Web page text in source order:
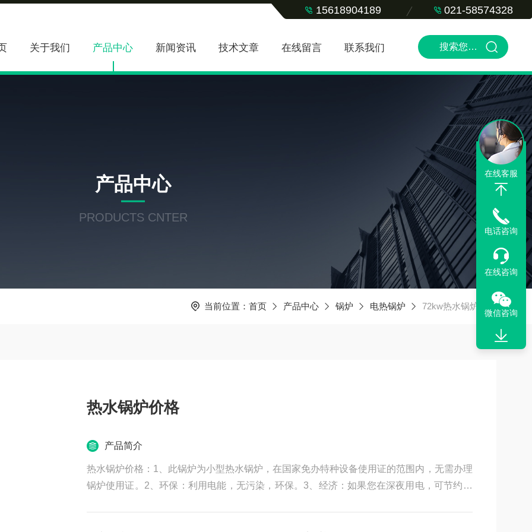
15618904189 021-58574328
关于我们 产品中心 新闻资讯 技术文章 在线留言 联系我们
产品中心
PRODUCTS CNTER
当前位置： 首页 产品中心 锅炉 电热锅炉 72kw热水锅炉价格
热水锅炉价格
产品简介
热水锅炉价格：1、此锅炉为小型热水锅炉，在国家免办特种设备使用证的范围内，无需办理
锅炉使用证。2、环保：利用电能，无污染，环保。3、经济：如果您在深夜用电，可节约费
在线客服
电话咨询
在线咨询
微信咨询